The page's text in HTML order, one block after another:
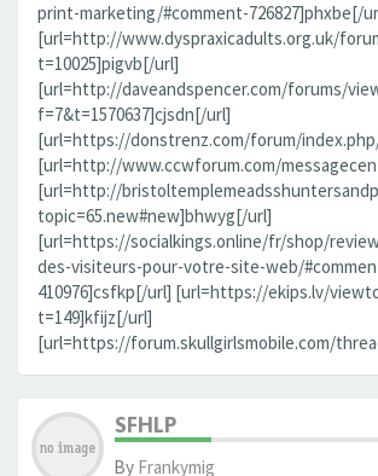
print-marketing/#comment-726827]phxbe[/
[url=http://www.dyspraxicadults.org.uk/
t=10025]pigvb[/url]
[url=http://daveandspencer.com/forums/
f=7&t=1570637]cjsdn[/url]
[url=https://donstrenz.com/forum/
[url=http://www.ccwforum.com/
[url=http://
topic=65.new#new]bhwyg[/url]
[url=https://socialkings.online/fr/shop/
des-visiteurs-pour-votre-site-web/
410976]csfkp[/url] [url=https://ekips.lv/
t=149]kfijz[/url]
[url=https://forum.skullgirlsmobile.com/
SFHLP
By Frankymig